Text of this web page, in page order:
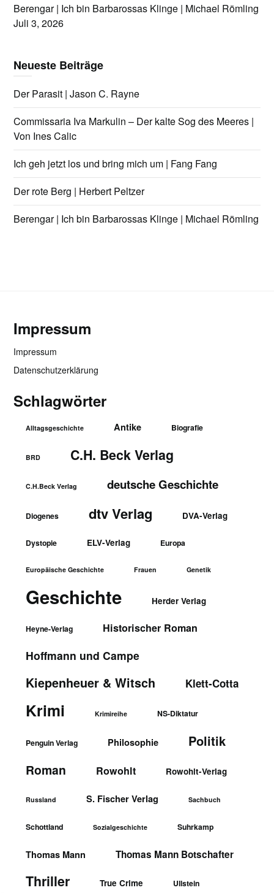
Berengar | Ich bin Barbarossas Klinge | Michael Römling
Juli 3, 2026
Neueste Beiträge
Der Parasit | Jason C. Rayne
Commissaria Iva Markulin – Der kalte Sog des Meeres |
Von Ines Calic
Ich geh jetzt los und bring mich um | Fang Fang
Der rote Berg | Herbert Peltzer
Berengar | Ich bin Barbarossas Klinge | Michael Römling
Impressum
Impressum
Datenschutzerklärung
Schlagwörter
Alltagsgeschichte Antike Biografie
BRD C.H. Beck Verlag
C.H.Beck Verlag deutsche Geschichte
Diogenes dtv Verlag DVA-Verlag
Dystopie ELV-Verlag Europa
Europäische Geschichte Frauen Genetik
Geschichte Herder Verlag
Heyne-Verlag Historischer Roman
Hoffmann und Campe
Kiepenheuer & Witsch Klett-Cotta
Krimi Krimireihe NS-Diktatur
Penguin Verlag Philosophie Politik
Roman Rowohlt Rowohlt-Verlag
Russland S. Fischer Verlag Sachbuch
Schottland Sozialgeschichte Suhrkamp
Thomas Mann Thomas Mann Botschafter
Thriller True Crime Ullstein